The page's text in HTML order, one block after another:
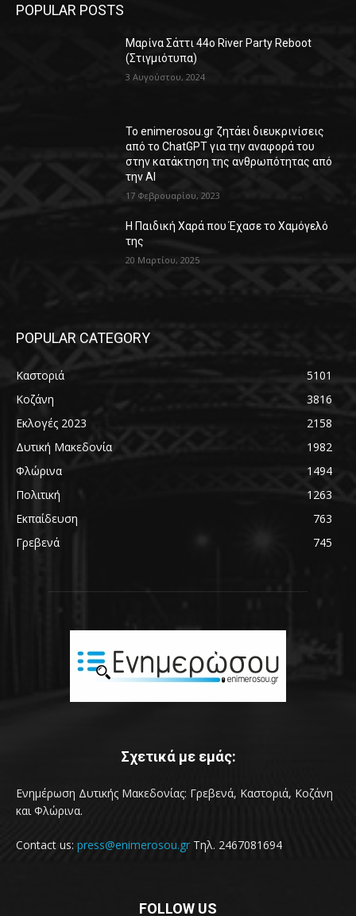
POPULAR POSTS
Μαρίνα Σάττι 44o River Party Reboot
(Στιγμιότυπα)
3 Αυγούστου, 2024
Το enimerosou.gr ζητάει διευκρινίσεις
από το ChatGPT για την αναφορά του
στην κατάκτηση της ανθρωπότητας από
την AI
17 Φεβρουαρίου, 2023
Η Παιδική Χαρά που Έχασε το Χαμόγελό
της
20 Μαρτίου, 2025
POPULAR CATEGORY
Καστοριά
5101
Κοζάνη
3816
Εκλογές 2023
2158
Δυτική Μακεδονία
1982
Φλώρινα
1494
Πολιτική
1263
Εκπαίδευση
763
Γρεβενά
745
Σχετικά με εμάς:
Ενημέρωση Δυτικής Μακεδονίας: Γρεβενά, Καστοριά, Κοζάνη
και Φλώρινα.
Contact us: press@enimerosou.gr Τηλ. 2467081694
FOLLOW US